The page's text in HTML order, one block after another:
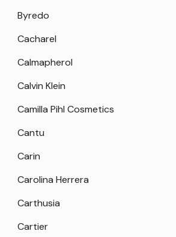
Byredo
Cacharel
Calmapherol
Calvin Klein
Camilla Pihl Cosmetics
Cantu
Carin
Carolina Herrera
Carthusia
Cartier